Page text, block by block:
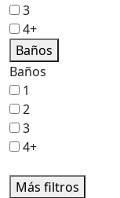
3
4+
Baños
Baños
1
2
3
4+
Más filtros